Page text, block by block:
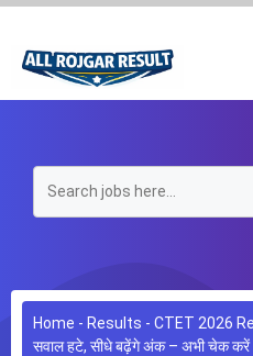
Skip
content
Home - Results - CTET 2026
सवाल हटे, सीधे बढ़ेंगे अंक – अभी चेक करें